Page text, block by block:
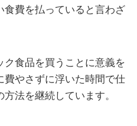
食費を払っていると言わざ
ク食品を買うことに意義を
費やさずに浮いた時間で仕
法を継続しています。